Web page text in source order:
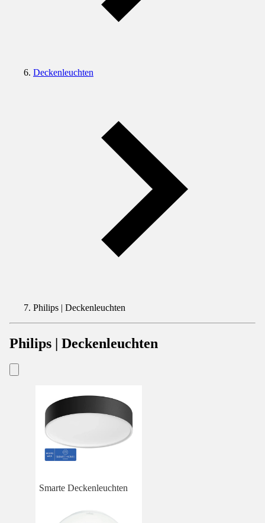
Deckenleuchten
Philips | Deckenleuchten
Philips | Deckenleuchten
Smarte Deckenleuchten